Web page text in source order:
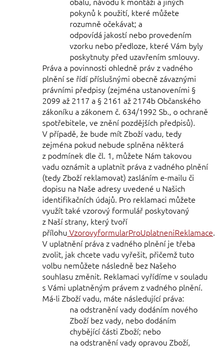
pokynů k použití, které můžete
rozumně očekávat; a
odpovídá jakostí nebo provedením
vzorku nebo předloze, které Vám byly
poskytnuty před uzavřením smlouvy.
Práva a povinnosti ohledně práv z vadného
plnění se řídí příslušnými obecně závaznými
právními předpisy (zejména ustanoveními §
2099 až 2117 a § 2161 až 2174b Občanského
zákoníku a zákonem č. 634/1992 Sb., o ochraně
spotřebitele, ve znění pozdějších předpisů).
V případě, že bude mít Zboží vadu, tedy
zejména pokud nebude splněna některá
z podmínek dle čl. 1, můžete Nám takovou
vadu oznámit a uplatnit práva z vadného plnění
(tedy Zboží reklamovat) zasláním e-mailu či
dopisu na Naše adresy uvedené u Našich
identifikačních údajů. Pro reklamaci můžete
využít také vzorový formulář poskytovaný
z Naší strany, který tvoří
přílohu VzorovyformularProUplatneniReklamace.
V uplatnění práva z vadného plnění je třeba
zvolit, jak chcete vadu vyřešit, přičemž tuto
volbu nemůžete následně bez Našeho
souhlasu změnit. Reklamaci vyřídíme v souladu
s Vámi uplatněným právem z vadného plnění.
Má-li Zboží vadu, máte následující práva:
na odstranění vady dodáním nového
Zboží bez vady, nebo dodáním
chybějící části Zboží; nebo
na odstranění vady opravou Zboží,